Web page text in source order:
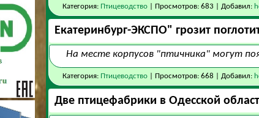
Категория: Птицеводство| Просмотров: 683 | Добавил:
Екатеринбург-ЭКСПО" грозит
На месте корпусов "птичника" могут
Категория: Птицеводство| Просмотров: 668 | Добавил:
Две птицефабрики в Одесской